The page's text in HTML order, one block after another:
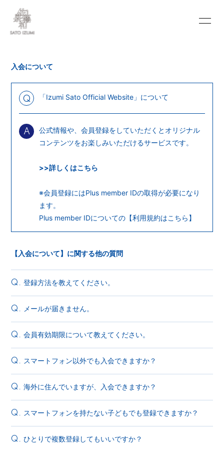
PROFILE
DISCOGRAPHY BLOG
PORTFOLIO CONTACT
会員登録
入会について
Q 「Izumi Sato Official Website」について
A
公式情報や、会員登録をしていただくとオリジナル
コンテンツをお楽しみいただけるサービスです。
>>詳しくはこちら
※会員登録にはPlus member IDの取得が必要になり
ます。
Plus member IDについての【利用規約はこちら 】
【入会について】に関する他の質問
Q. 登録方法を教えてください。
Q. メールが届きません。
Q. 会員有効期限について教えてください。
Q. スマートフォン以外でも入会できますか？
Q. 海外に住んでいますが、入会できますか？
Q. スマートフォンを持たない子どもでも登録できますか？
Q. ひとりで複数登録してもいいですか？